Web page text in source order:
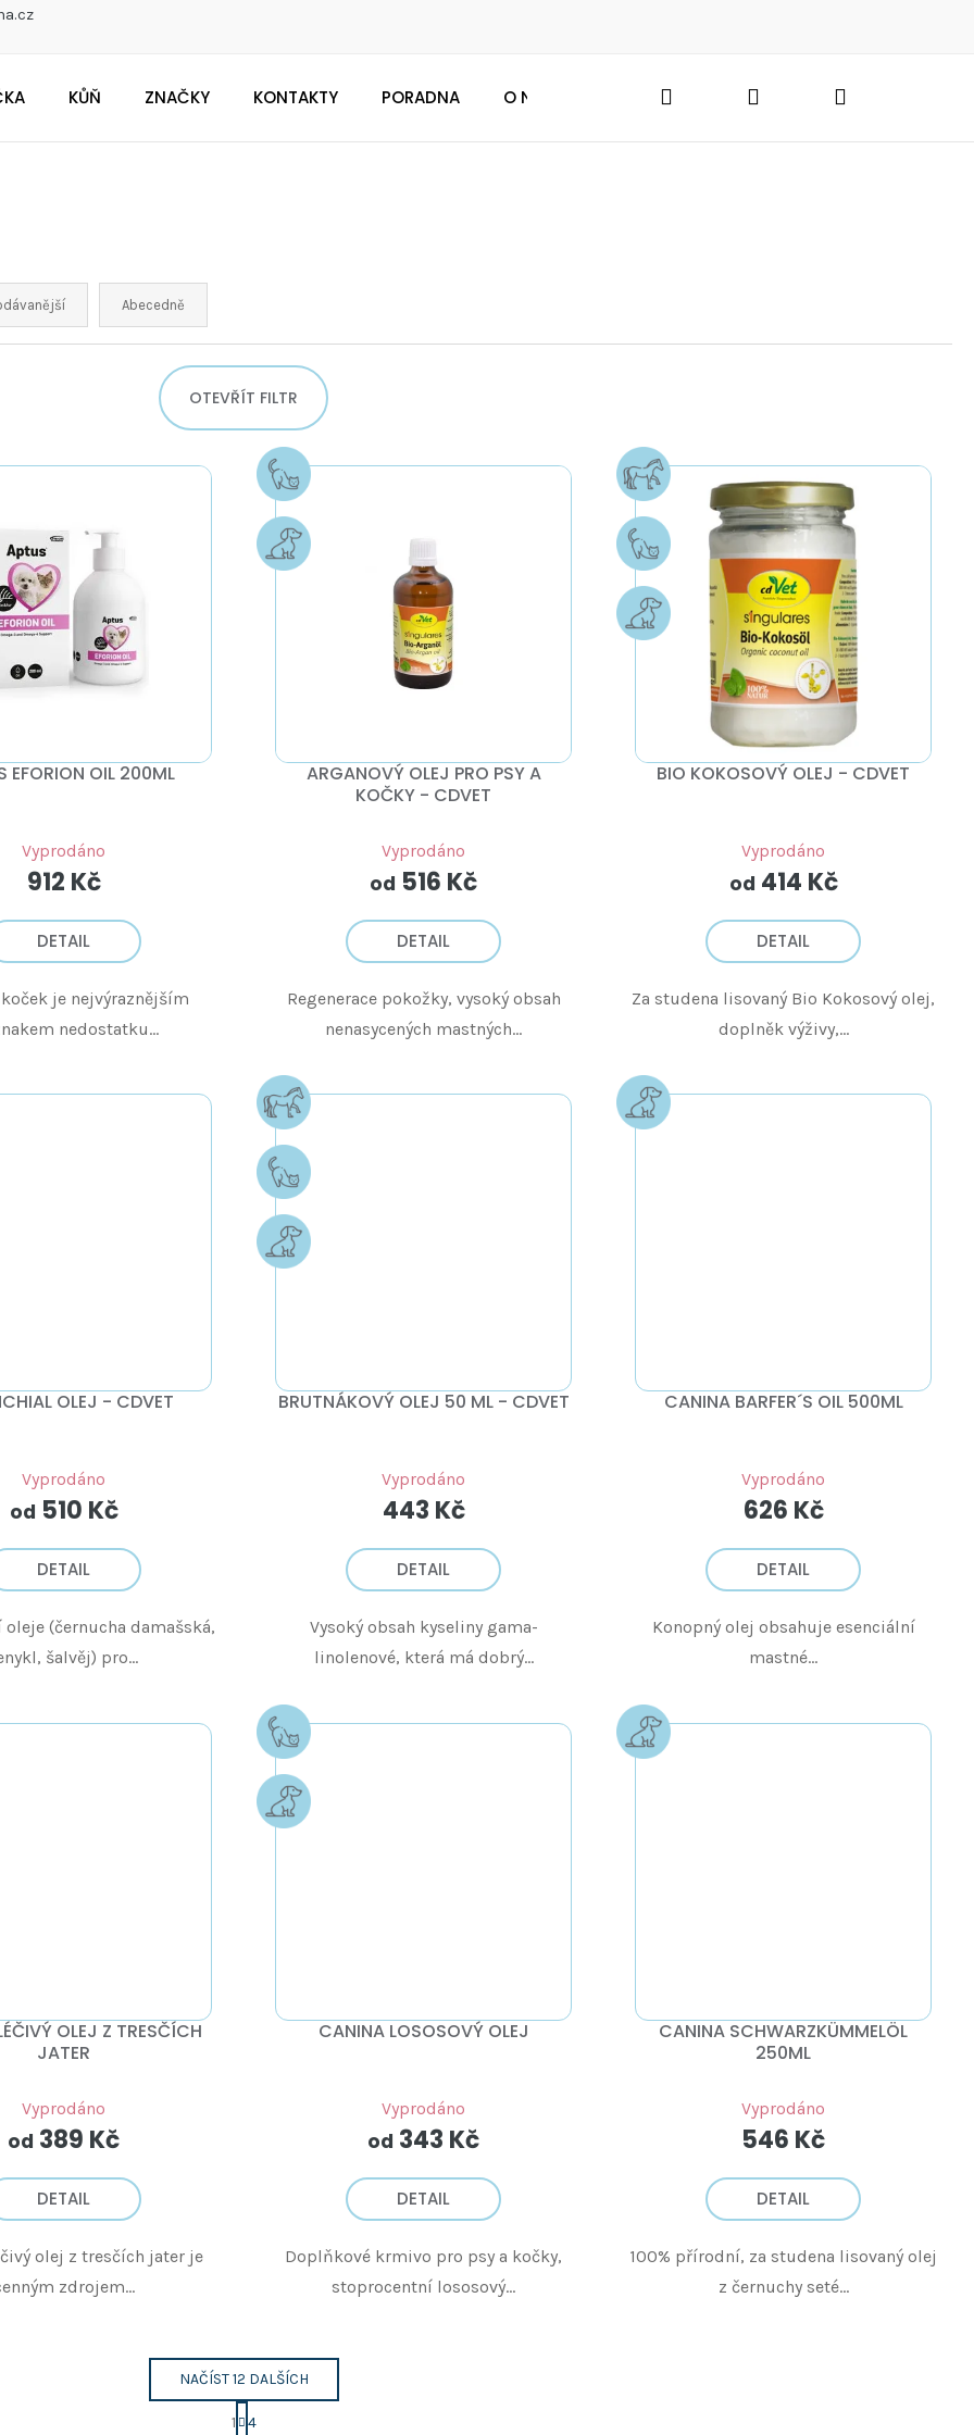
KŮŇ ZNAČKY KONTAKTY PORADNA O NÁS Hledat PřihlášeníNákupní
Abecedně
OTEVŘÍT FILTR
EFORION OIL 200ML
Vyprodáno
912 Kč
DETAIL
je nejvýraznějším
nedostatku...
ARGANOVÝ OLEJ PRO PSY A
KOČKY - CDVET
Vyprodáno
od 516 Kč
DETAIL
Regenerace pokožky, vysoký obsah
nenasycených mastných...
BIO KOKOSOVÝ OLEJ - CDVET
Vyprodáno
od 414 Kč
DETAIL
Za studena lisovaný Bio Kokosový olej,
doplněk výživy,...
OLEJ - CDVET
Vyprodáno
od 510 Kč
DETAIL
(černucha damašská,
šalvěj) pro...
BRUTNÁKOVÝ OLEJ 50 ML - CDVET
Vyprodáno
443 Kč
DETAIL
Vysoký obsah kyseliny gama-
linolenové, která má dobrý...
CANINA BARFER´S OIL 500ML
Vyprodáno
626 Kč
DETAIL
Konopný olej obsahuje esenciální
mastné...
OLEJ Z TRESČÍCH
JATER
Vyprodáno
od 389 Kč
DETAIL
olej z tresčích jater je
zdrojem...
CANINA LOSOSOVÝ OLEJ
Vyprodáno
od 343 Kč
DETAIL
Doplňkové krmivo pro psy a kočky,
stoprocentní lososový...
CANINA SCHWARZKÜMMELÖL
250ML
Vyprodáno
546 Kč
DETAIL
100% přírodní, za studena lisovaný olej
z černuchy seté...
NAČÍST 12 DALŠÍCH
S
1 4
CO POTŘEBUJETE NAJÍT?